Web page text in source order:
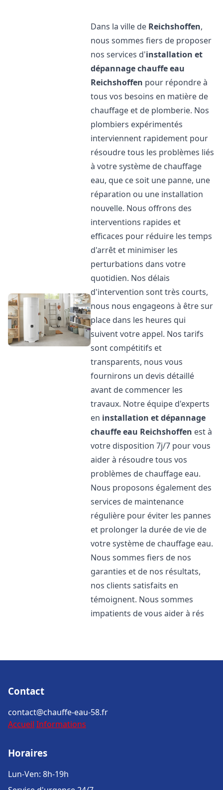
Dans la ville de Reichshoffen,
nous sommes fiers de proposer
nos services d'installation et
dépannage chauffe eau
Reichshoffen pour répondre à
tous vos besoins en matière de
chauffage et de plomberie. Nos
plombiers expérimentés
interviennent rapidement pour
résoudre tous les problèmes liés
à votre système de chauffage
eau, que ce soit une panne, une
réparation ou une installation
nouvelle. Nous offrons des
interventions rapides et
efficaces pour réduire les temps
d'arrêt et minimiser les
perturbations dans votre
quotidien. Nos délais
d'intervention sont très courts,
nous nous engageons à être sur
place dans les heures qui
suivent votre appel. Nos tarifs
sont compétitifs et
transparents, nous vous
fournirons un devis détaillé
avant de commencer les
travaux. Notre équipe d'experts
en installation et dépannage
chauffe eau Reichshoffen est à
votre disposition 7j/7 pour vous
aider à résoudre tous vos
problèmes de chauffage eau.
Nous proposons également des
services de maintenance
régulière pour éviter les pannes
et prolonger la durée de vie de
votre système de chauffage eau.
Nous sommes fiers de nos
garanties et de nos résultats,
nos clients satisfaits en
témoignent. Nous sommes
impatients de vous aider à rés
Contact
contact@chauffe-eau-58.fr
Accueil Informations
Horaires
Lun-Ven: 8h-19h